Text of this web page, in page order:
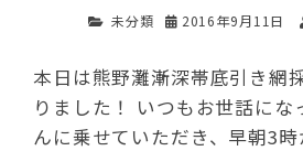
未分類 2016年9月11日
本日は熊野灘漸深帯底引き網
りました！ いつもお世話にな
んに乗せていただき、早朝3